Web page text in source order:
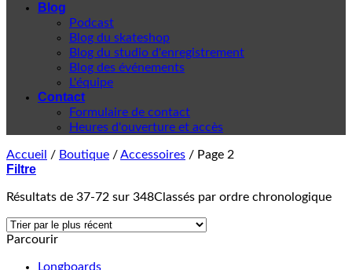
Blog
Podcast
Blog du skateshop
Blog du studio d'enregistrement
Blog des événements
L'équipe
Contact
Formulaire de contact
Heures d'ouverture et accès
Accueil / Boutique /Accessoires / Page 2
Filtre
Résultats de 37-72 sur 348Classés par ordre chronologique
Parcourir
Longboards